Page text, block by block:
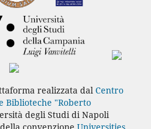
realizzata dal Centro
Biblioteche "Roberto
degli Studi di Napoli